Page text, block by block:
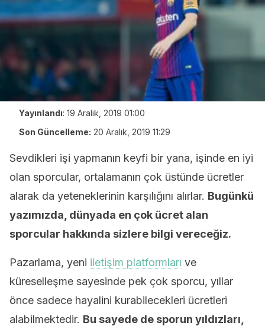
Yayınlandı: 19 Aralık, 2019 01:00
Son Güncelleme: 20 Aralık, 2019 11:29
Sevdikleri işi yapmanın keyfi bir yana, işinde en iyi
olan sporcular, ortalamanın çok üstünde ücretler
alarak da yeteneklerinin karşılığını alırlar. Bugünkü
yazımızda, dünyada en çok ücret alan
sporcular hakkında sizlere bilgi vereceğiz.
Pazarlama, yeni iletişim platformları ve
küreselleşme sayesinde pek çok sporcu, yıllar
önce sadece hayalini kurabilecekleri ücretleri
alabilmektedir. Bu sayede de sporun yıldızları,